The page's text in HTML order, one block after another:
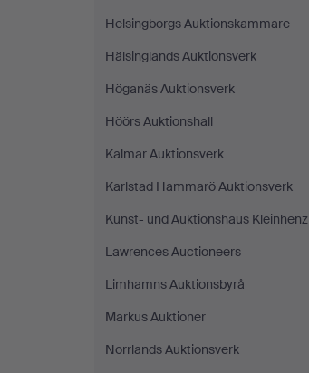
Helsingborgs Auktionskammare
Hälsinglands Auktionsverk
Höganäs Auktionsverk
Höörs Auktionshall
Kalmar Auktionsverk
Karlstad Hammarö Auktionsverk
Kunst- und Auktionshaus Kleinhenz
Lawrences Auctioneers
Limhamns Auktionsbyrå
Markus Auktioner
Norrlands Auktionsverk